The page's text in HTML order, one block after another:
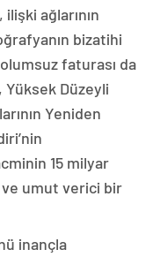
ağlarının
bizatihi
faturası da
Yüksek Düzeyli
Yeniden
15 milyar
ve umut verici bir
inançla